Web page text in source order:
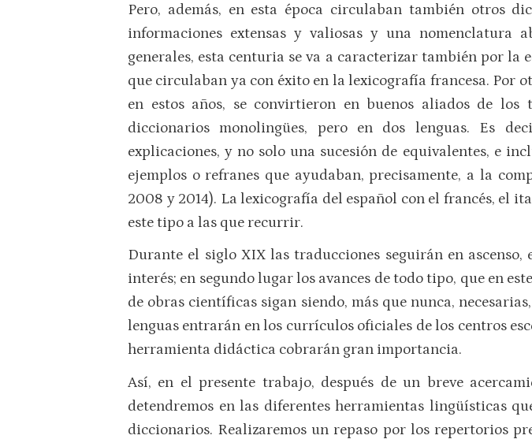
Pero, además, en esta época circulaban también otros
informaciones extensas y valiosas y una nomenclatura
generales, esta centuria se va a caracterizar también por la
que circulaban ya con éxito en la lexicografía francesa. Por
en estos años, se convirtieron en buenos aliados de
diccionarios monolingües, pero en dos lenguas. Es
explicaciones, y no solo una sucesión de equivalentes, e
ejemplos o refranes que ayudaban, precisamente, a la
2008 y 2014). La lexicografía del español con el francés, el
este tipo a las que recurrir.
Durante el siglo XIX las traducciones seguirán en
interés; en segundo lugar los avances de todo tipo, que en
de obras científicas sigan siendo, más que nunca,
lenguas entrarán en los currículos oficiales de los centros
herramienta didáctica cobrarán gran importancia.
Así, en el presente trabajo, después de un breve
detendremos en las diferentes herramientas lingüísticas
diccionarios. Realizaremos un repaso por los repertorios